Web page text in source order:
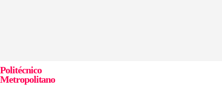
Politécnico
Metropolitano